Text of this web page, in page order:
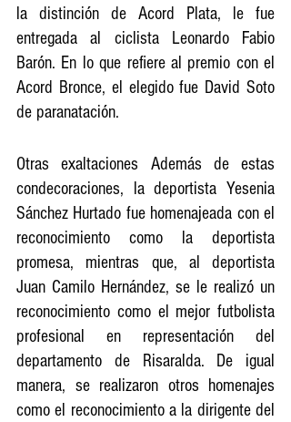
la distinción de Acord Plata, le fue
entregada al ciclista Leonardo Fabio
Barón. En lo que refiere al premio con el
Acord Bronce, el elegido fue David Soto
de paranatación.
Otras exaltaciones Además de estas
condecoraciones, la deportista Yesenia
Sánchez Hurtado fue homenajeada con el
reconocimiento como la deportista
promesa, mientras que, al deportista
Juan Camilo Hernández, se le realizó un
reconocimiento como el mejor futbolista
profesional en representación del
departamento de Risaralda. De igual
manera, se realizaron otros homenajes
como el reconocimiento a la dirigente del